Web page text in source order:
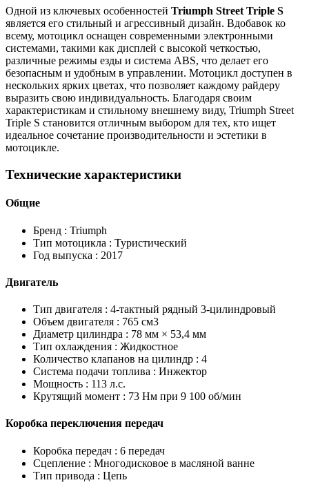
Одной из ключевых особенностей Triumph Street Triple S
является его стильный и агрессивный дизайн. Вдобавок ко
всему, мотоцикл оснащен современными электронными
системами, такими как дисплей с высокой четкостью,
различные режимы езды и система ABS, что делает его
безопасным и удобным в управлении. Мотоцикл доступен в
нескольких ярких цветах, что позволяет каждому райдеру
выразить свою индивидуальность. Благодаря своим
характеристикам и стильному внешнему виду, Triumph Street
Triple S становится отличным выбором для тех, кто ищет
идеальное сочетание производительности и эстетики в
мотоцикле.
Технические характеристики
Общие
Бренд : Triumph
Тип мотоцикла : Туристический
Год выпуска : 2017
Двигатель
Тип двигателя : 4-тактный рядный 3-цилиндровый
Объем двигателя : 765 см3
Диаметр цилиндра : 78 мм × 53,4 мм
Тип охлаждения : Жидкостное
Количество клапанов на цилиндр : 4
Система подачи топлива : Инжектор
Мощность : 113 л.с.
Крутящий момент : 73 Нм при 9 100 об/мин
Коробка переключения передач
Коробка передач : 6 передач
Сцепление : Многодисковое в масляной ванне
Тип привода : Цепь